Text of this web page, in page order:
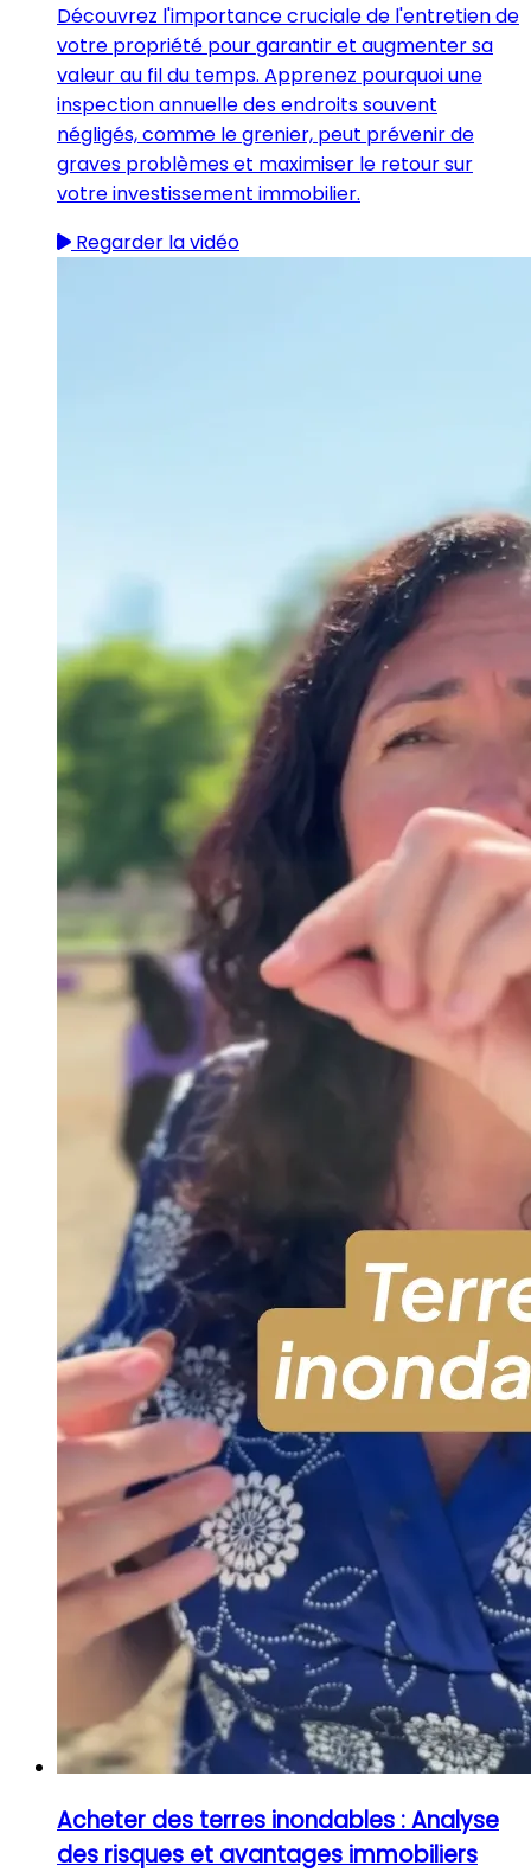
Découvrez l'importance cruciale de l'entretien de
votre propriété pour garantir et augmenter sa
valeur au fil du temps. Apprenez pourquoi une
inspection annuelle des endroits souvent
négligés, comme le grenier, peut prévenir de
graves problèmes et maximiser le retour sur
votre investissement immobilier.
Regarder la vidéo
Acheter des terres inondables : Analyse
des risques et avantages immobiliers